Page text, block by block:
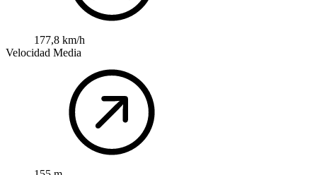
177,8 km/h
Velocidad Media